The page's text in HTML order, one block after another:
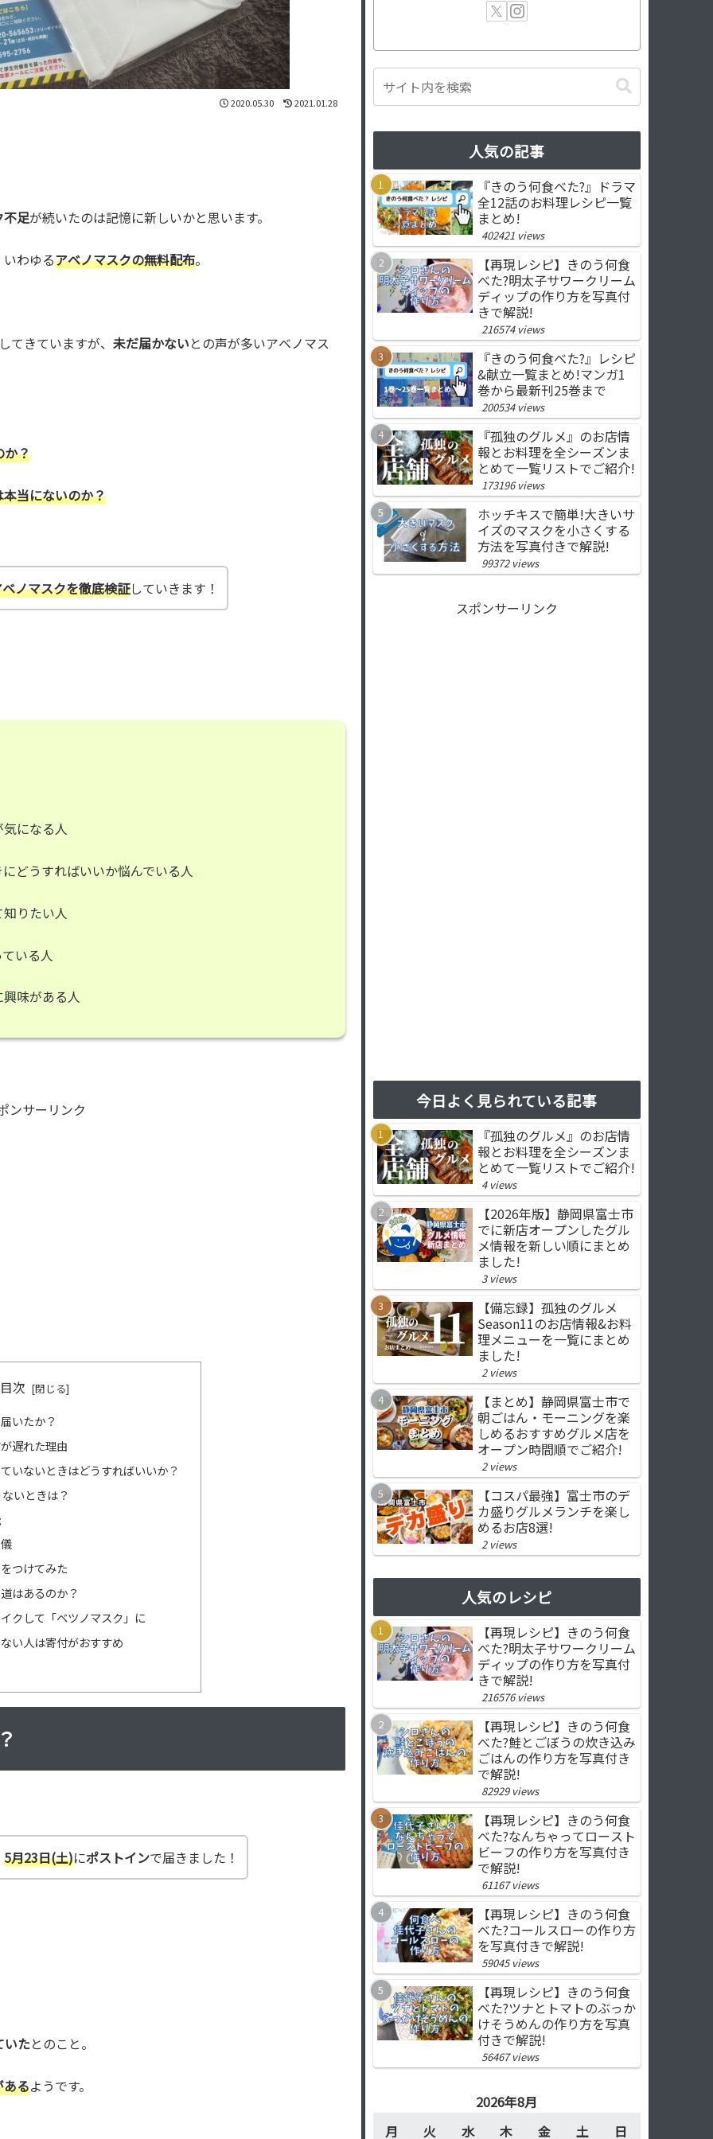
2020.05.30 2021.01.28
不足が続いたのは記憶に新しいかと思います。
わゆるアベノマスクの無料配布。
てきていますが、 未だ届かないとの声が多いアベノマス
か？
当にないのか？
ノマスクを徹底検証していきます！
になる人
どうすればいいか悩んでいる人
りたい人
いる人
味がある人
ンサーリンク
目次
いたか？
遅れた理由
いないときはどうすればいいか？
いときは？
つけてみた
はあるのか？
クして「ベツノマスク」に
い人は寄付がおすすめ
5月23日(土)にポストインで届きました！
いたとのこと。
るようです。
人気の記事
『きのう何食べた?』ドラマ
全12話のお料理レシピ一覧
まとめ!
402421 views
【再現レシピ】きのう何食
べた?明太子サワークリーム
ディップの作り方を写真付
きで解説!
216574 views
『きのう何食べた?』レシピ
&献立一覧まとめ!マンガ1
巻から最新刊25巻まで
200534 views
『孤独のグルメ』のお店情
報とお料理を全シーズンま
とめて一覧リストでご紹介!
173196 views
ホッチキスで簡単!大きいサ
イズのマスクを小さくする
方法を写真付きで解説!
99372 views
スポンサーリンク
今日よく見られている記事
『孤独のグルメ』のお店情
報とお料理を全シーズンま
とめて一覧リストでご紹介!
4 views
【2026年版】静岡県富士市
でに新店オープンしたグル
メ情報を新しい順にまとめ
ました!
3 views
【備忘録】孤独のグルメ
Season11のお店情報&お料
理メニューを一覧にまとめ
ました!
2 views
【まとめ】静岡県富士市で
朝ごはん・モーニングを楽
しめるおすすめグルメ店を
オープン時間順でご紹介!
2 views
【コスパ最強】富士市のデ
カ盛りグルメランチを楽し
めるお店8選!
2 views
人気のレシピ
【再現レシピ】きのう何食
べた?明太子サワークリーム
ディップの作り方を写真付
きで解説!
216576 views
【再現レシピ】きのう何食
べた?鮭とごぼうの炊き込み
ごはんの作り方を写真付き
で解説!
82929 views
【再現レシピ】きのう何食
べた?なんちゃってロースト
ビーフの作り方を写真付き
で解説!
61167 views
【再現レシピ】きのう何食
べた?コールスローの作り方
を写真付きで解説!
59045 views
【再現レシピ】きのう何食
べた?ツナとトマトのぶっか
けそうめんの作り方を写真
付きで解説!
56467 views
2026年8月
月
火 水 木 金 土 日